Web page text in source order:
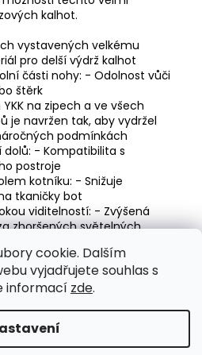
cookie. Dalším
vyjadřujete souhlas s
informací zde.
kalhot.
vystavených velkému
pro delší výdrž kalhot
části nohy: - Odolnost vůči
štěrk
na zipech a ve všech
je navržen tak, aby vydržel
podmínkách
dolů: - Kompatibilita s
postroje
kotníku: - Snižuje
tkaničky bot
viditelností: - Zvýšená
zhoršených světelných
mají dvojitý sklopný
třísek a prachu
bot: - Omezuje